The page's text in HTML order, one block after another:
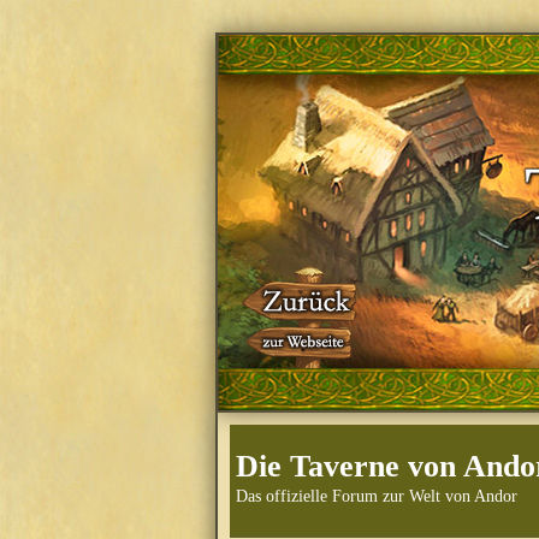
Die Taverne von
Das offizielle Forum zur Welt von Andor